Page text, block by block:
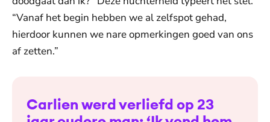
“Vanaf het begin hebben we al zelfspot gehad,
hierdoor kunnen we nare opmerkingen goed van ons
af zetten.”
Carlien werd verliefd op 23